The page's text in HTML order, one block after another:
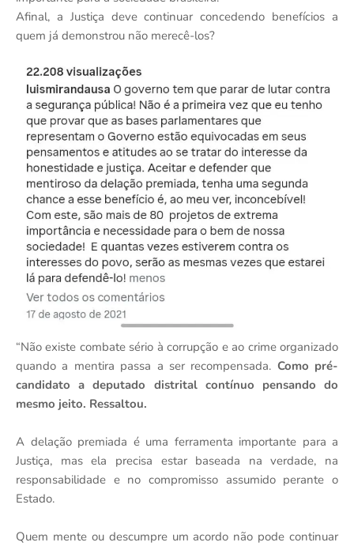
Afinal, a Justiça deve continuar concedendo benefícios a
quem já demonstrou não merecê-los?
“Não existe combate sério à corrupção e ao crime organizado
quando a mentira passa a ser recompensada. Como pré-
candidato a deputado distrital contínuo pensando do
mesmo jeito. Ressaltou.
A delação premiada é uma ferramenta importante para a
Justiça, mas ela precisa estar baseada na verdade, na
responsabilidade e no compromisso assumido perante o
Estado.
Quem mente ou descumpre um acordo não pode continuar